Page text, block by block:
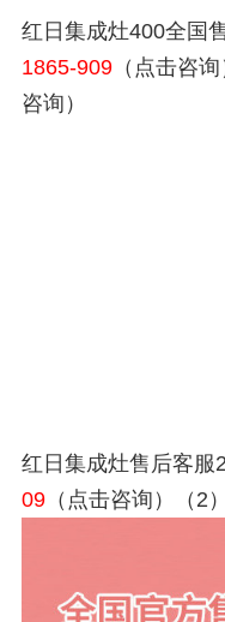
红日集成灶400全国
1865-909 （点击咨询
咨询）
红日集成灶售后客服
09 （点击咨询）（2）